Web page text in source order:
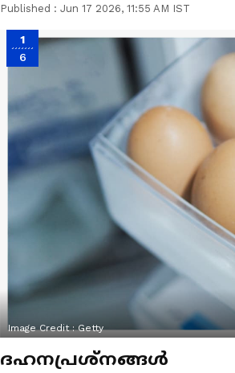
Published : Jun 17 2026, 11:55 AM IST
1
6
Image Credit :Getty
ദഹനപ്രശ്നങ്ങൾ